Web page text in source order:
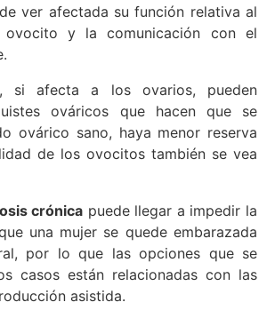
ver afectada su función relativa al
ovocito y la comunicación con el
si afecta a los ovarios, pueden
ováricos que hacen que se
ovárico sano, haya menor reserva
de los ovocitos también se vea
crónica puede llegar a impedir la
una mujer se quede embarazada
por lo que las opciones que se
casos están relacionadas con las
asistida.